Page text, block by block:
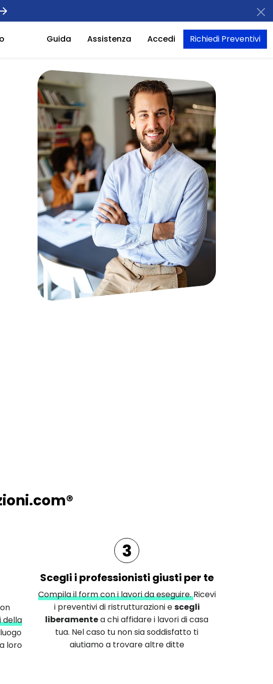
Guida Assistenza Accedi Richiedi Preventivi
della
loro
3
Scegli i professionisti giusti per te
Compila il form con i lavori da eseguire.Ricevi
i preventivi di ristrutturazioni escegli
liberamentea chi affidare i lavori di casa
tua. Nel caso tu non sia soddisfatto ti
aiutiamo a trovare altre ditte